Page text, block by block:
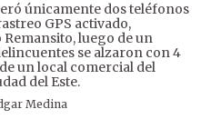
únicamente dos teléfonos
GPS activado,
luego de un
se alzaron con 4
un local comercial del
del Este.
Medina